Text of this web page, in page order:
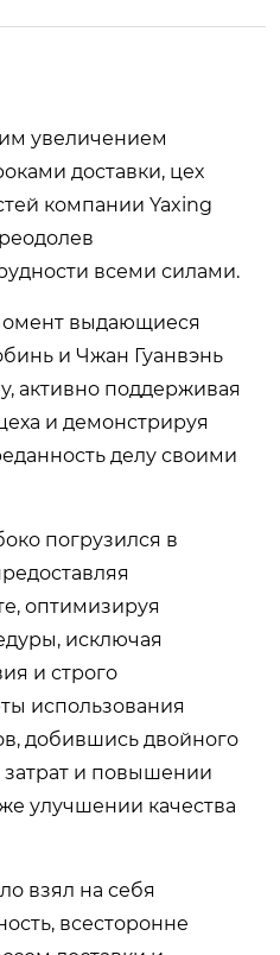
увеличением
доставки, цех
компании Yaxing
всеми силами.
выдающиеся
и Чжан Гуанвэнь
активно поддерживая
и демонстрируя
делу своими
погрузился в
оптимизируя
исключая
и строго
использования
добившись двойного
и повышении
улучшении качества
взял на себя
всесторонне